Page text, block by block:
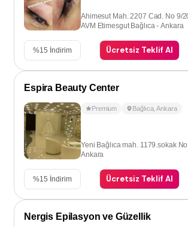
Ahimesut Mah. 2207 Cad. No 9/
AVM Etimesgut Bağlıca - Ankara
%15 İndirim Ücretsiz Teklif Al
Espira Beauty Center
Premium Bağlıca,Ankara
Yeni Bağlıca mah. 1179.sokak
Ankara
%15 İndirim Ücretsiz Teklif Al
Nergis Epilasyon ve Güzellik